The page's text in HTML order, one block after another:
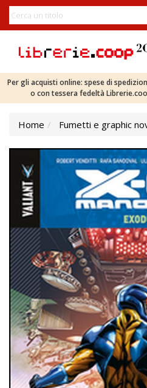
Per gli acquisti online: spese di
o con tessera fedeltà
Home Fumetti e graphic